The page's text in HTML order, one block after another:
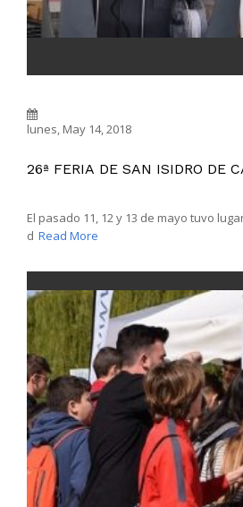
lunes, May 14, 2018
26ª FERIA DE SAN ISIDRO DE
El pasado 11, 12 y 13 de mayo tuvo
d Read More